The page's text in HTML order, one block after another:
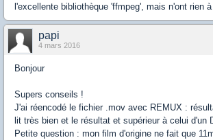
l'excellente bibliothèque 'ffmpeg', mais n'ont rien à
papi
4 mars 2016
Bonjour
Supers conseils !
J'ai réencodé le fichier .mov avec REMUX :
lit très bien et le résultat et supérieur à celui d'un
Petite question : mon film d'origine ne fait que